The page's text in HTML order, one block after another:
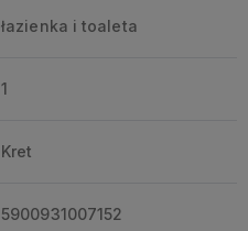
łazienka i toaleta
1
Kret
5900931007152